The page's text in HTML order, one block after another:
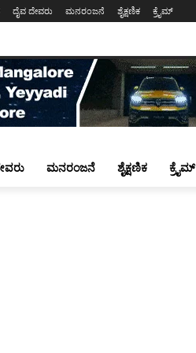
ದೈವ ದೇವರು ಮನರಂಜನೆ ಶೈಕ್ಷಣಿಕ ಕ್ರೈಮ್
ಮನರಂಜನೆ ಶೈಕ್ಷಣಿಕ ಕ್ರೈಮ್